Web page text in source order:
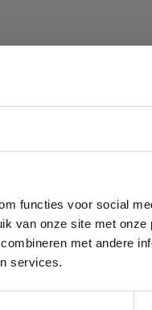
functies voor social
van onze site met
met andere
services.
watersportbaan. Dit